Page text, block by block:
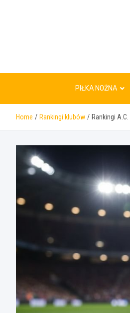
PIŁKA NOŻNA
Home Rankingi klubów Rankingi